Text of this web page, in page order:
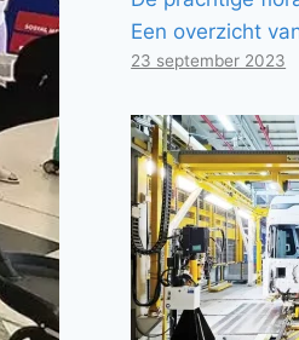
Een overzicht
23 september 2023